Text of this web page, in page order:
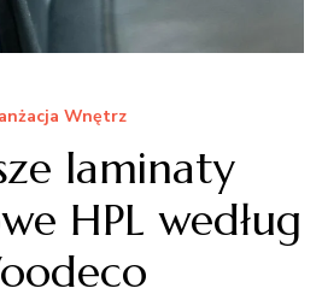
Wnętrz
laminaty
HPL według